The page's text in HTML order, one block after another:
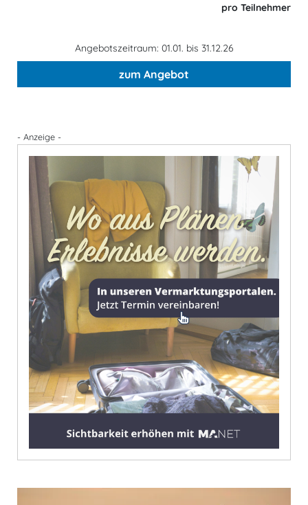
pro Teilnehmer
Angebotszeitraum: 01.01. bis 31.12.26
zum Angebot
- Anzeige -